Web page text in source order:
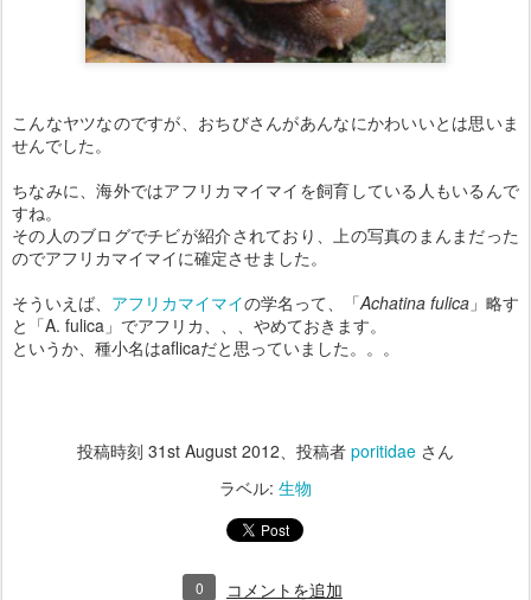
こんなヤツなのですが、おちびさんがあんなにかわいいとは思いま
せんでした。
ちなみに、海外ではアフリカマイマイを飼育している人もいるんで
すね。
その人のブログでチビが紹介されており、上の写真のまんまだった
のでアフリカマイマイに確定させました。
そういえば、 アフリカマイマイの学名って、「Achatina fulica 」略す
と「A. fulica」でアフリカ、、、やめておきます。
というか、種小名はaflicaだと思っていました。。。
投稿時刻 31st August 2012、投稿者 poritidae さん
ラベル: 生物
0 コメントを追加